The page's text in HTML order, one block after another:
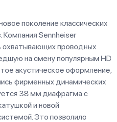
поколение классических
Компания Sennheiser
проводных
на смену популярным HD
акустическое оформление,
фирменных динамических
38 мм диафрагма с
и новой
Это позволило